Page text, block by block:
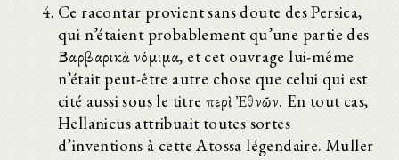
Ce racontar provient sans doute des Persica,
qui n’étaient probablement qu’une partie des
Βαρβαρικὰ νόμιμα, et cet ouvrage lui-même
n’était peut-être autre chose que celui qui est
cité aussi sous le titre περὶ Ἐθνῶν. En tout cas,
Hellanicus attribuait toutes sortes
d’inventions à cette Atossa légendaire. Muller